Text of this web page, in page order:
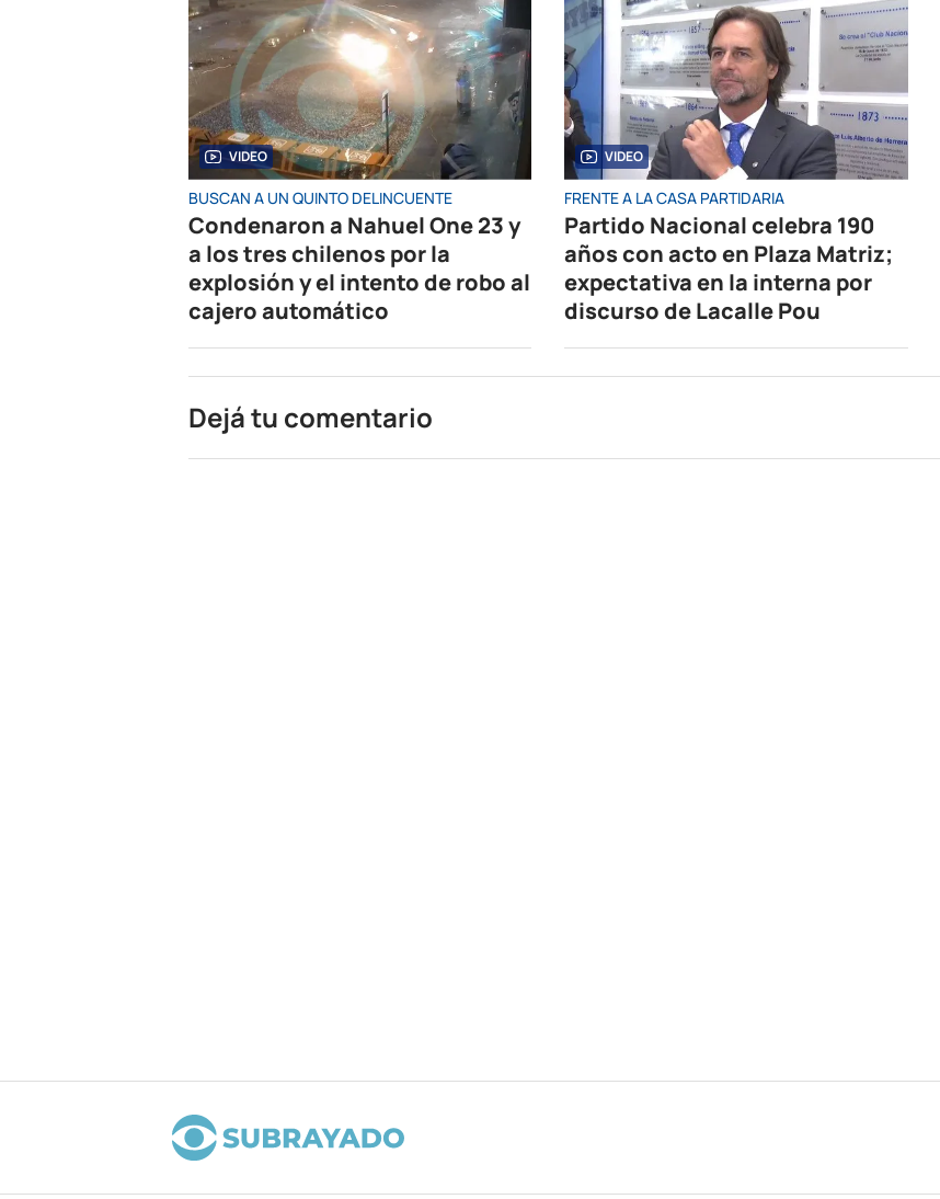
VIDEO
BUSCAN A UN QUINTO DELINCUENTE
Condenaron a Nahuel One 23 y
a los tres chilenos por la
explosión y el intento de robo al
cajero automático
VIDEO
FRENTE A LA CASA PARTIDARIA
Partido Nacional celebra 190
años con acto en Plaza Matriz;
expectativa en la interna por
discurso de Lacalle Pou
Dejá tu comentario